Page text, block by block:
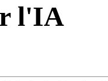
l'IA